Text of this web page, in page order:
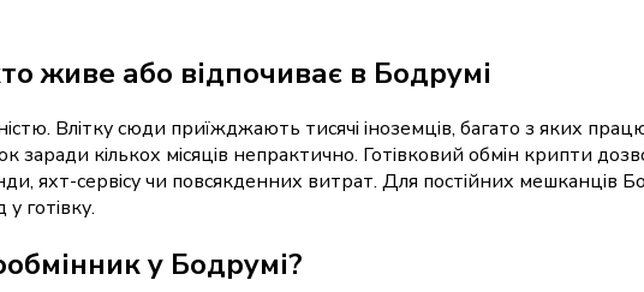
живе або відпочиває в Бодрумі
Влітку сюди приїжджають тисячі іноземців, багато з яких
заради кількох місяців непрактично. Готівковий обмін крипти
яхт-сервісу чи повсякденних витрат. Для постійних мешканців
готівку.
у Бодрумі?